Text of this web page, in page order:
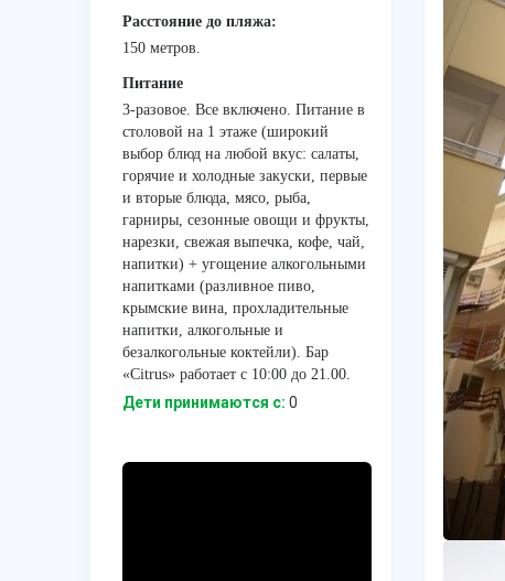
Расстояние до пляжа:
150 метров.
Питание
3-разовое. Все включено. Питание в
столовой на 1 этаже (широкий
выбор блюд на любой вкус: салаты,
горячие и холодные закуски, первые
и вторые блюда, мясо, рыба,
гарниры, сезонные овощи и фрукты,
нарезки, свежая выпечка, кофе, чай,
напитки) + угощение алкогольными
напитками (разливное пиво,
крымские вина, прохладительные
напитки, алкогольные и
безалкогольные коктейли). Бар
«Citrus» работает с 10:00 до 21.00.
Дети принимаются с: 0